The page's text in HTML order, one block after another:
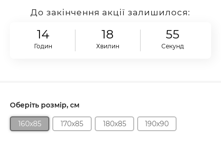
До закінчення акції залишилося:
14
Годин
18
Хвилин
54
Секунд
Оберіть розмір, см
160х85 170х85 180х85 190х90